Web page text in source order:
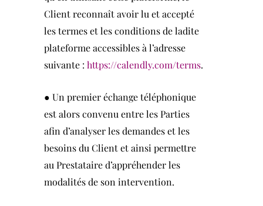
Client reconnaît avoir lu et accepté
les termes et les conditions de ladite
plateforme accessibles à l’adresse
suivante : https://calendly.com/terms.
● Un premier échange téléphonique
est alors convenu entre les Parties
afin d’analyser les demandes et les
besoins du Client et ainsi permettre
au Prestataire d’appréhender les
modalités de son intervention.